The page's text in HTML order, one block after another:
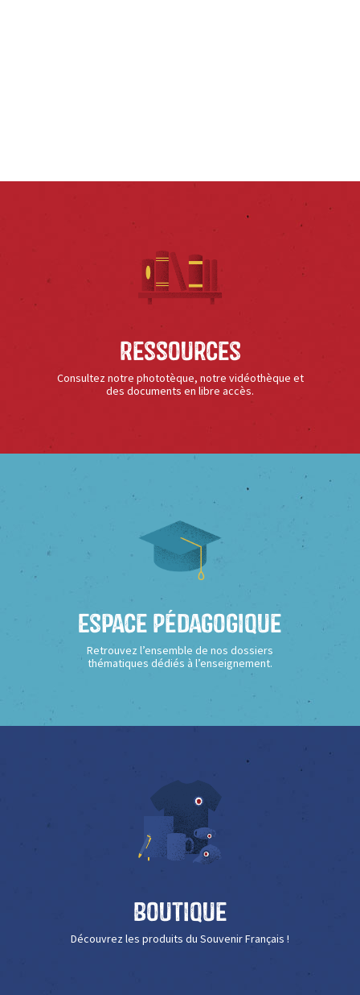
Ressources
Consultez notre phototèque, notre vidéothèque et
des documents en libre accès.
Espace Pédagogique
Retrouvez l’ensemble de nos dossiers
thématiques dédiés à l’enseignement.
Boutique
Découvrez les produits du Souvenir Français !